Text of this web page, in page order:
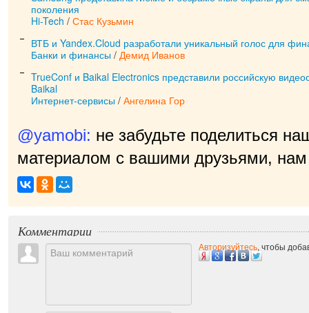
поколения
Hi-Tech / Стас Кузьмин
ВТБ и Yandex.Cloud разработали уникальный голос для
Банки и финансы / Демид Иванов
TrueConf и Baikal Electronics представили российскую
Baikal
Интернет-сервисы / Ангелина Гор
@yamobi: не забудьте поделиться
материалом с вашими друзьями, нам
Комментарии
Авторизуйтесь, чтобы